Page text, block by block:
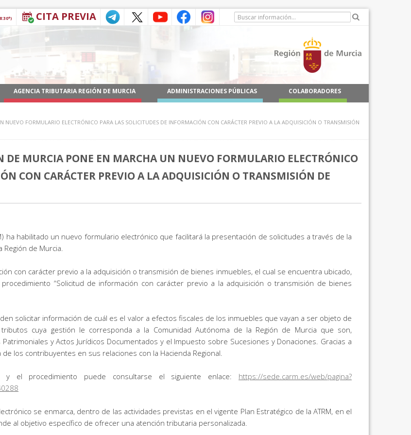
CITA PREVIA
AGENCIA TRIBUTARIA REGIÓN DE MURCIA ADMINISTRACIONES PÚBLICAS COLABORADORES
FORMULARIO ELECTRÓNICO PARA LAS SOLICITUDES DE INFORMACIÓN CON CARÁCTER PREVIO A LA ADQUISICIÓN O TRANSMISIÓN
DE MURCIA PONE EN MARCHA UN NUEVO FORMULARIO ELECTRÓNICO
CON CARÁCTER PREVIO A LA ADQUISICIÓN O TRANSMISIÓN DE
ha habilitado un nuevo formulario electrónico que facilitará la presentación de solicitudes a través de la
Región de Murcia.
con carácter previo a la adquisición o transmisión de bienes inmuebles, el cual se encuentra ubicado,
“Solicitud de información con carácter previo a la adquisición o transmisión de bienes
solicitar información de cuál es el valor a efectos fiscales de los inmuebles que vayan a ser objeto de
cuya gestión le corresponda a la Comunidad Autónoma de la Región de Murcia que son,
y Actos Jurídicos Documentados y el Impuesto sobre Sucesiones y Donaciones. Gracias a
los contribuyentes en sus relaciones con la Hacienda Regional.
el procedimiento puede consultarse el siguiente enlace: https://sede.carm.es/web/pagina?
se enmarca, dentro de las actividades previstas en el vigente Plan Estratégico de la ATRM, en el
al objetivo específico de ofrecer una atención tributaria personalizada.